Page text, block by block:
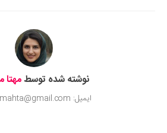
نوشته شده توسط
ایمیل: majdi.mahta@gmail.com